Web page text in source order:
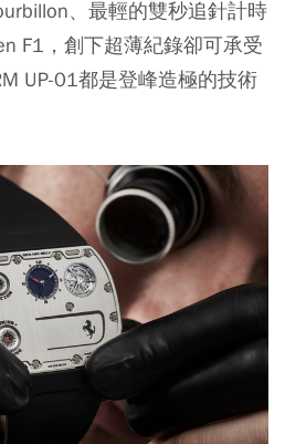
、最輕的雙秒追針計時
F1，創下超薄紀錄卻可承受
UP-01都是登峰造極的技術